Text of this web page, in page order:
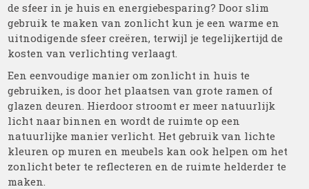
de sfeer in je huis en energiebesparing? Door slim
gebruik te maken van zonlicht kun je een warme en
uitnodigende sfeer creëren, terwijl je tegelijkertijd de
kosten van verlichting verlaagt.
Een eenvoudige manier om zonlicht in huis te
gebruiken, is door het plaatsen van grote ramen of
glazen deuren. Hierdoor stroomt er meer natuurlijk
licht naar binnen en wordt de ruimte op een
natuurlijke manier verlicht. Het gebruik van lichte
kleuren op muren en meubels kan ook helpen om het
zonlicht beter te reflecteren en de ruimte helderder te
maken.